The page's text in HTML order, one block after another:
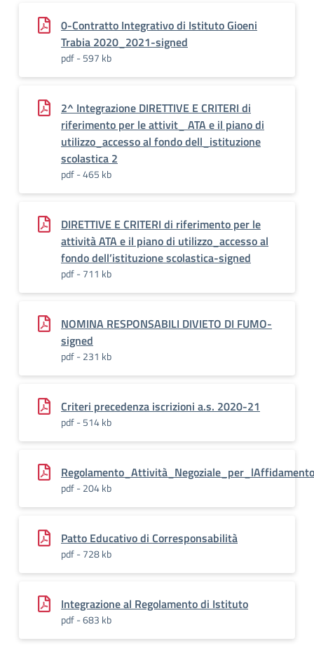
0-Contratto Integrativo di Istituto Gioeni
Trabia 2020_2021-signed
pdf - 597 kb
2^ Integrazione DIRETTIVE E CRITERI di
riferimento per le attivit_ ATA e il piano di
utilizzo_accesso al fondo dell_istituzione
scolastica 2
pdf - 465 kb
DIRETTIVE E CRITERI di riferimento per le
attività ATA e il piano di utilizzo_accesso al
fondo dell’istituzione scolastica-signed
pdf - 711 kb
NOMINA RESPONSABILI DIVIETO DI FUMO-
signed
pdf - 231 kb
Criteri precedenza iscrizioni a.s. 2020-21
pdf - 514 kb
pdf - 204 kb
Patto Educativo di Corresponsabilità
pdf - 728 kb
Integrazione al Regolamento di Istituto
pdf - 683 kb